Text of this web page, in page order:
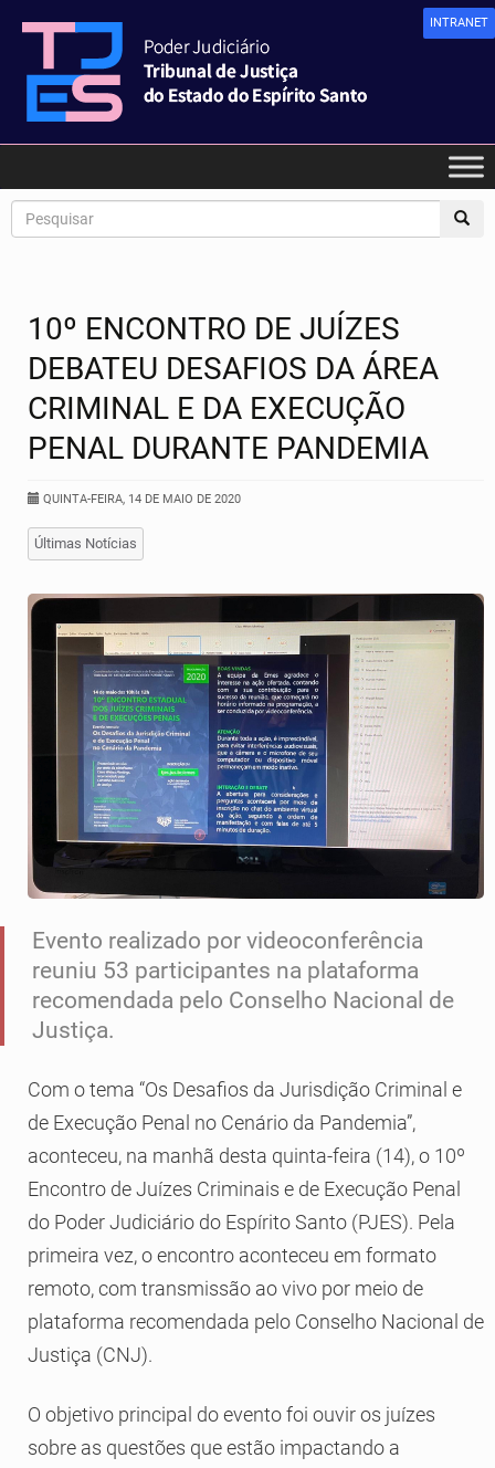
INTRANET
10º ENCONTRO DE JUÍZES
DEBATEU DESAFIOS DA ÁREA
CRIMINAL E DA EXECUÇÃO
PENAL DURANTE PANDEMIA
QUINTA-FEIRA, 14 DE MAIO DE 2020
Últimas Notícias
Evento realizado por videoconferência
reuniu 53 participantes na plataforma
recomendada pelo Conselho Nacional de
Justiça.
Com o tema “Os Desafios da Jurisdição Criminal e
de Execução Penal no Cenário da Pandemia”,
aconteceu, na manhã desta quinta-feira (14), o 10º
Encontro de Juízes Criminais e de Execução Penal
do Poder Judiciário do Espírito Santo (PJES). Pela
primeira vez, o encontro aconteceu em formato
remoto, com transmissão ao vivo por meio de
plataforma recomendada pelo Conselho Nacional de
Justiça (CNJ).
​O objetivo principal do evento foi ouvir os juízes
sobre as questões que estão impactando a